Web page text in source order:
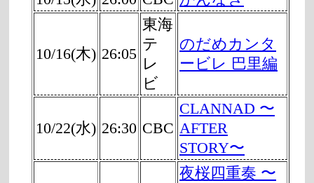
10/16(木) 26:05
東海
テ
レ
ビ
のだめカンタ
ービレ 巴里編
10/22(水) 26:30 CBC
CLANNAD 〜
AFTER
STORY〜
夜桜四重奏 〜